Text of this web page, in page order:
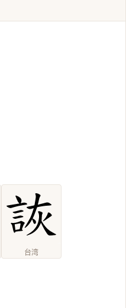
台湾